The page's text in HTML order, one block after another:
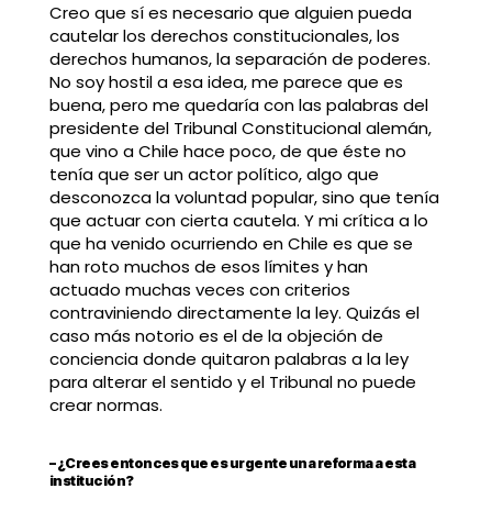
Creo que sí es necesario que alguien pueda
cautelar los derechos constitucionales, los
derechos humanos, la separación de poderes.
No soy hostil a esa idea, me parece que es
buena, pero me quedaría con las palabras del
presidente del Tribunal Constitucional alemán,
que vino a Chile hace poco, de que éste no
tenía que ser un actor político, algo que
desconozca la voluntad popular, sino que tenía
que actuar con cierta cautela. Y mi crítica a lo
que ha venido ocurriendo en Chile es que se
han roto muchos de esos límites y han
actuado muchas veces con criterios
contraviniendo directamente la ley. Quizás el
caso más notorio es el de la objeción de
conciencia donde quitaron palabras a la ley
para alterar el sentido y el Tribunal no puede
crear normas.
– ¿Crees entonces que es urgente una reforma a esta
institución?